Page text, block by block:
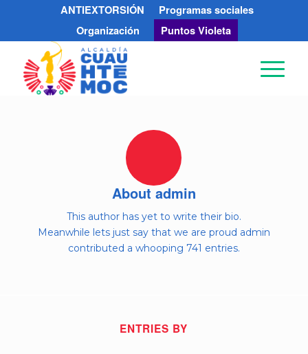
ANTIEXTORSIÓN
Programas sociales
Organización
Puntos Violeta
About admin
This author has yet to write their bio.
Meanwhile lets just say that we are proud admin
contributed a whooping 741 entries.
ENTRIES BY